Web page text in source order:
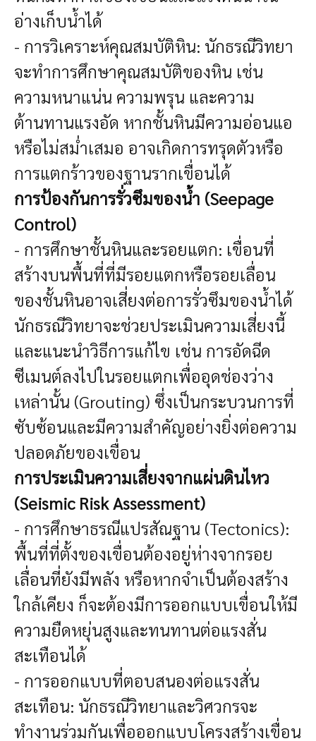
อ่างเก็บน้ำได้
- การวิเคราะห์คุณสมบัติหิน: นักธรณีวิทยา
จะทำการศึกษาคุณสมบัติของหิน เช่น
ความหนาแน่น ความพรุน และความ
ต้านทานแรงอัด หากชั้นหินมีความอ่อนแอ
หรือไม่สม่ำเสมอ อาจเกิดการทรุดตัวหรือ
การแตกร้าวของฐานรากเขื่อนได้
การป้องกันการรั่วซึมของน้ำ (Seepage
Control)
- การศึกษาชั้นหินและรอยแตก: เขื่อนที่
สร้างบนพื้นที่ที่มีรอยแตกหรือรอยเลื่อน
ของชั้นหินอาจเสี่ยงต่อการรั่วซึมของน้ำได้
นักธรณีวิทยาจะช่วยประเมินความเสี่ยงนี้
และแนะนำวิธีการแก้ไข เช่น การอัดฉีด
ซีเมนต์ลงไปในรอยแตกเพื่ออุดช่องว่าง
เหล่านั้น (Grouting) ซึ่งเป็นกระบวนการที่
ซับซ้อนและมีความสำคัญอย่างยิ่งต่อความ
ปลอดภัยของเขื่อน
การประเมินความเสี่ยงจากแผ่นดินไหว
(Seismic Risk Assessment)
- การศึกษาธรณีแปรสัณฐาน (Tectonics):
พื้นที่ที่ตั้งของเขื่อนต้องอยู่ห่างจากรอย
เลื่อนที่ยังมีพลัง หรือหากจำเป็นต้องสร้าง
ใกล้เคียง ก็จะต้องมีการออกแบบเขื่อนให้มี
ความยืดหยุ่นสูงและทนทานต่อแรงสั่น
สะเทือนได้
- การออกแบบที่ตอบสนองต่อแรงสั่น
สะเทือน: นักธรณีวิทยาและวิศวกรจะ
ทำงานร่วมกันเพื่อออกแบบโครงสร้างเขื่อน